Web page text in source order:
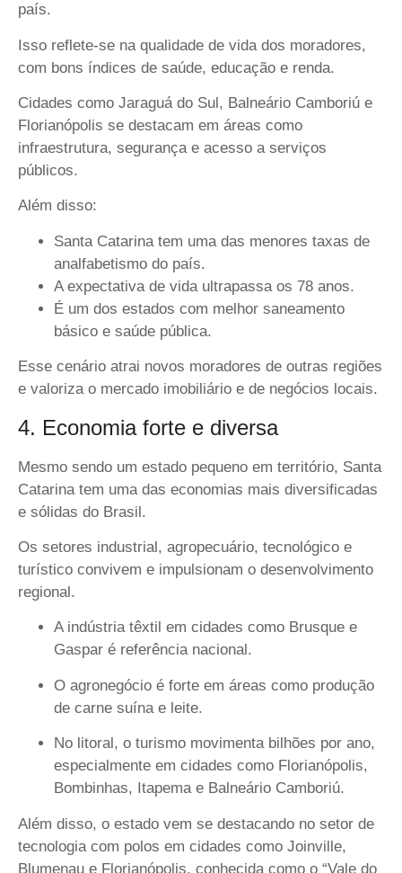
país.
Isso reflete-se na qualidade de vida dos moradores,
com bons índices de saúde, educação e renda.
Cidades como Jaraguá do Sul, Balneário Camboriú e
Florianópolis se destacam em áreas como
infraestrutura, segurança e acesso a serviços
públicos.
Além disso:
Santa Catarina tem uma das menores taxas de
analfabetismo do país.
A expectativa de vida ultrapassa os 78 anos.
É um dos estados com melhor saneamento
básico e saúde pública.
Esse cenário atrai novos moradores de outras regiões
e valoriza o mercado imobiliário e de negócios locais.
4. Economia forte e diversa
Mesmo sendo um estado pequeno em território, Santa
Catarina tem uma das economias mais diversificadas
e sólidas do Brasil.
Os setores industrial, agropecuário, tecnológico e
turístico convivem e impulsionam o desenvolvimento
regional.
A indústria têxtil em cidades como Brusque e
Gaspar é referência nacional.
O agronegócio é forte em áreas como produção
de carne suína e leite.
No litoral, o turismo movimenta bilhões por ano,
especialmente em cidades como Florianópolis,
Bombinhas, Itapema e Balneário Camboriú.
Além disso, o estado vem se destacando no setor de
tecnologia com polos em cidades como Joinville,
Blumenau e Florianópolis, conhecida como o “Vale do